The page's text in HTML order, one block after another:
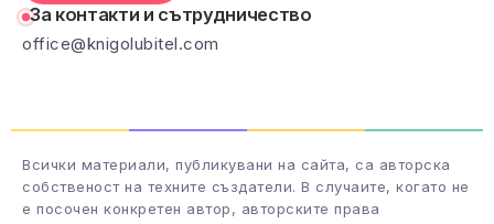
За контакти и сътрудничество
office@knigolubitel.com
Всички материали, публикувани на сайта, са авторска
собственост на техните създатели. В случаите, когато не
е посочен конкретен автор, авторските права